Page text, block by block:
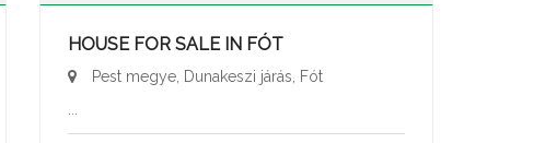
HOUSE FOR SALE IN FÓT
Pest megye, Dunakeszi járás, Fót
...